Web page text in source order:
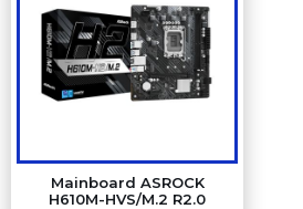
Mainboard ASROCK
H610M-HVS/M.2 R2.0